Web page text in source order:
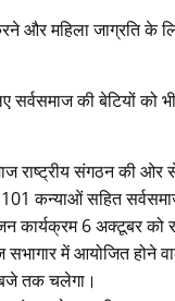
और महिला जाग्रति के
सर्वसमाज की बेटियों को
राष्ट्रीय संगठन की ओर से
कन्याओं सहित
कार्यक्रम 6 अक्टूबर को
सभागार में आयोजित होने
तक चलेगा।